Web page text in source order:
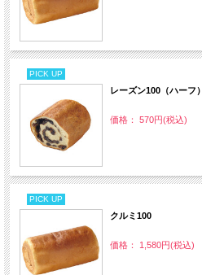
PICK UP
レーズン100（ハーフ）
価格： 570円(税込)
PICK UP
クルミ100
価格： 1,580円(税込)